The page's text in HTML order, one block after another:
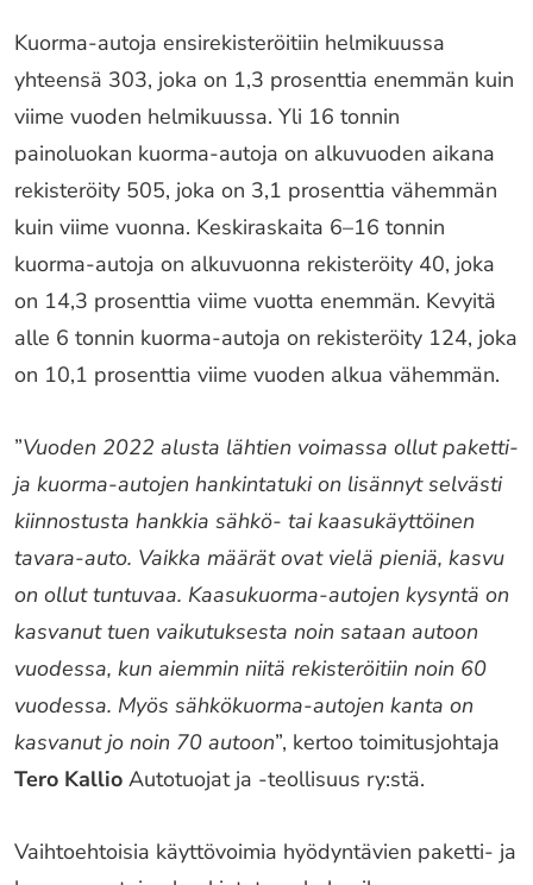
Kuorma-autoja ensirekisteröitiin helmikuussa
yhteensä 303, joka on 1,3 prosenttia enemmän kuin
viime vuoden helmikuussa. Yli 16 tonnin
painoluokan kuorma-autoja on alkuvuoden aikana
rekisteröity 505, joka on 3,1 prosenttia vähemmän
kuin viime vuonna. Keskiraskaita 6–16 tonnin
kuorma-autoja on alkuvuonna rekisteröity 40, joka
on 14,3 prosenttia viime vuotta enemmän. Kevyitä
alle 6 tonnin kuorma-autoja on rekisteröity 124, joka
on 10,1 prosenttia viime vuoden alkua vähemmän.
”Vuoden 2022 alusta lähtien voimassa ollut paketti-
ja kuorma-autojen hankintatuki on lisännyt selvästi
kiinnostusta hankkia sähkö- tai kaasukäyttöinen
tavara-auto. Vaikka määrät ovat vielä pieniä, kasvu
on ollut tuntuvaa. Kaasukuorma-autojen kysyntä on
kasvanut tuen vaikutuksesta noin sataan autoon
vuodessa, kun aiemmin niitä rekisteröitiin noin 60
vuodessa. Myös sähkökuorma-autojen kanta on
kasvanut jo noin 70 autoon”, kertoo toimitusjohtaja
Tero Kallio Autotuojat ja -teollisuus ry:stä.
Vaihtoehtoisia käyttövoimia hyödyntävien paketti- ja